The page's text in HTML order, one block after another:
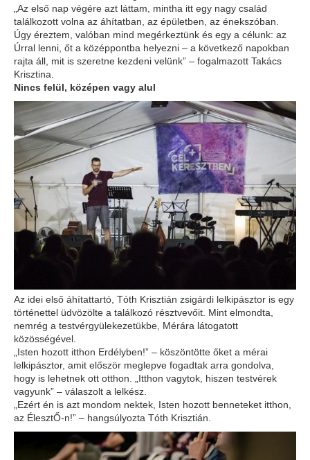
„Az első nap végére azt láttam, mintha itt egy nagy család
találkozott volna az áhítatban, az épületben, az énekszóban.
Úgy éreztem, valóban mind megérkeztünk és egy a célunk: az
Úrral lenni, őt a középpontba helyezni – a következő napokban
rajta áll, mit is szeretne kezdeni velünk” – fogalmazott Takács
Krisztina.
Nincs felül, középen vagy alul
Az idei első áhítattartó, Tóth Krisztián zsigárdi lelkipásztor is egy
történettel üdvözölte a találkozó résztvevőit. Mint elmondta,
nemrég a testvérgyülekezetükbe, Mérára látogatott
közösségével.
„Isten hozott itthon Erdélyben!” – köszöntötte őket a mérai
lelkipásztor, amit először meglepve fogadtak arra gondolva,
hogy is lehetnek ott otthon. „Itthon vagytok, hiszen testvérek
vagyunk” – válaszolt a lelkész.
„Ezért én is azt mondom nektek, Isten hozott benneteket itthon,
az ÉlesztŐ-n!” – hangsúlyozta Tóth Krisztián.